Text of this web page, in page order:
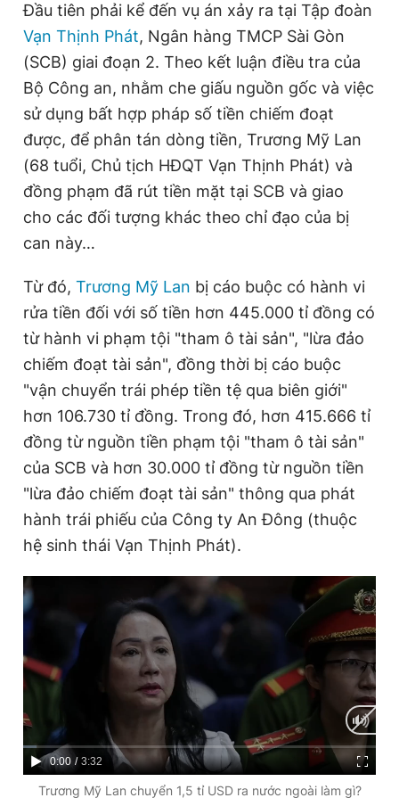
Phó tổng biên tập thường trực: Hải Thành
Phó tổng biên tập: Lâm Hiếu Dũng
Phó tổng biên tập: Trần Việt Hưng
Tổng thư ký tòa soạn: Đức Trung
Giấy phép xuất bản số 110/GP - BTTTT cấp ngày 24.3.2020
© 2003-2026 Bản quyền thuộc về Báo Thanh Niên. Cấm sao
chép dưới mọi hình thức nếu không có sự chấp thuận bằng văn
bản. Phát triển bởi ePi Technologies, JSC.
Đầu tiên phải kể đến vụ án xảy ra tại Tập đoàn
Vạn Thịnh Phát, Ngân hàng TMCP Sài Gòn
(SCB) giai đoạn 2. Theo kết luận điều tra của
Bộ Công an, nhằm che giấu nguồn gốc và việc
sử dụng bất hợp pháp số tiền chiếm đoạt
được, để phân tán dòng tiền, Trương Mỹ Lan
(68 tuổi, Chủ tịch HĐQT Vạn Thịnh Phát) và
đồng phạm đã rút tiền mặt tại SCB và giao
cho các đối tượng khác theo chỉ đạo của bị
can này…
Từ đó, Trương Mỹ Lan bị cáo buộc có hành vi
rửa tiền đối với số tiền hơn 445.000 tỉ đồng có
từ hành vi phạm tội "tham ô tài sản", "lừa đảo
chiếm đoạt tài sản", đồng thời bị cáo buộc
"vận chuyển trái phép tiền tệ qua biên giới"
hơn 106.730 tỉ đồng. Trong đó, hơn 415.666 tỉ
đồng từ nguồn tiền phạm tội "tham ô tài sản"
của SCB và hơn 30.000 tỉ đồng từ nguồn tiền
"lừa đảo chiếm đoạt tài sản" thông qua phát
hành trái phiếu của Công ty An Đông (thuộc
hệ sinh thái Vạn Thịnh Phát).
C
u
0:00 / D
u
3:32
Trương Mỹ Lan chuyển 1,5 tỉ USD ra nước ngoài làm gì?